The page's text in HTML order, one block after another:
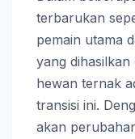
terbarukan
pemain utama
yang
hewan ternak
transisi ini.
akan